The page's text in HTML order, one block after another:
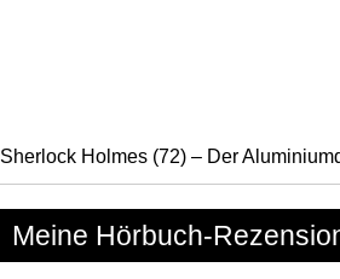
Sherlock Holmes (72) – Der
Meine Hörbuch-